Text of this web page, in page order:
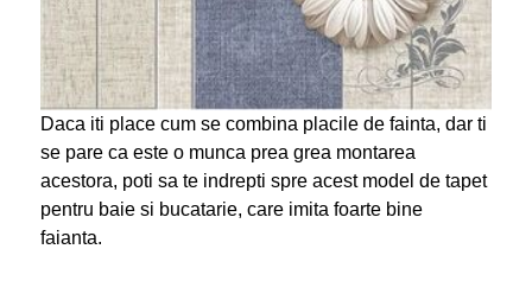
Daca iti place cum se combina placile de fainta, dar ti
se pare ca este o munca prea grea montarea
acestora, poti sa te indrepti spre acest model de tapet
pentru baie si bucatarie, care imita foarte bine
faianta.